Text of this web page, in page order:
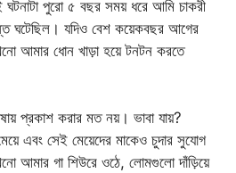
পুরো ৫ বছর সময় ধরে আমি চাকরী
ঘটেছিল। যদিও বেশ কয়েকবছর আগের
আমার ধোন খাড়া হয়ে টনটন করতে
প্রকাশ করার মত নয়। ভাবা যায়?
এবং সেই মেয়েদের মাকেও চুদার সুযোগ
আমার গা শিউরে ওঠে, লোমগুলো দাঁড়িয়ে